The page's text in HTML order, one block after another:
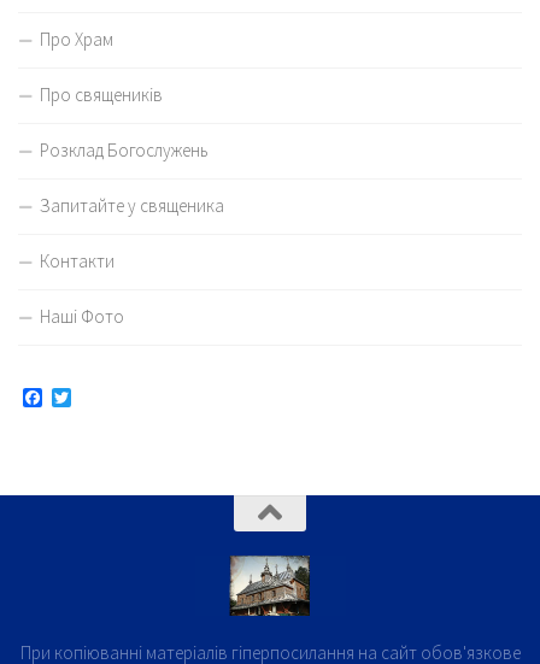
Про Храм
Про священиків
Розклад Богослужень
Запитайте у священика
Контакти
Наші Фото
Facebook
При копіюванні матеріалів гіперпосилання на сайт обов'язкове